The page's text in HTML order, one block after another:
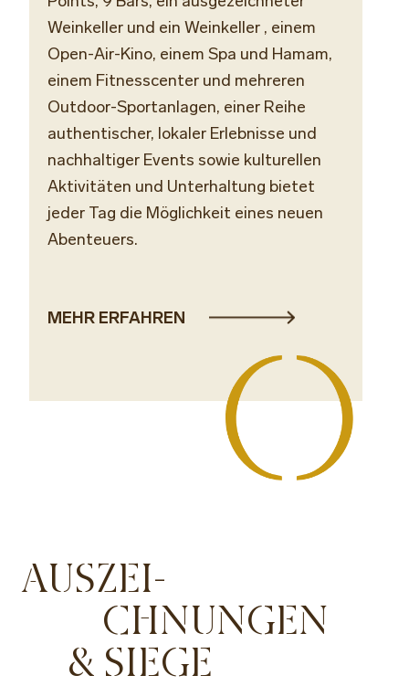
Weinkeller und ein Weinkeller , einem
Open-Air-Kino, einem Spa und Hamam,
einem Fitnesscenter und mehreren
Outdoor-Sportanlagen, einer Reihe
authentischer, lokaler Erlebnisse und
nachhaltiger Events sowie kulturellen
Aktivitäten und Unterhaltung bietet
jeder Tag die Möglichkeit eines neuen
Abenteuers.
MEHR ERFAHREN
AUSZEI-
CHNUNGEN
& SIEGE